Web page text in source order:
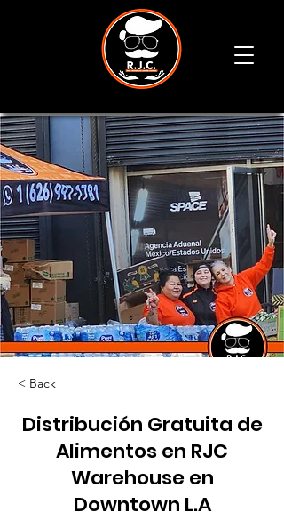
< Back
Distribución Gratuita de
Alimentos en RJC
Warehouse en
Downtown L.A